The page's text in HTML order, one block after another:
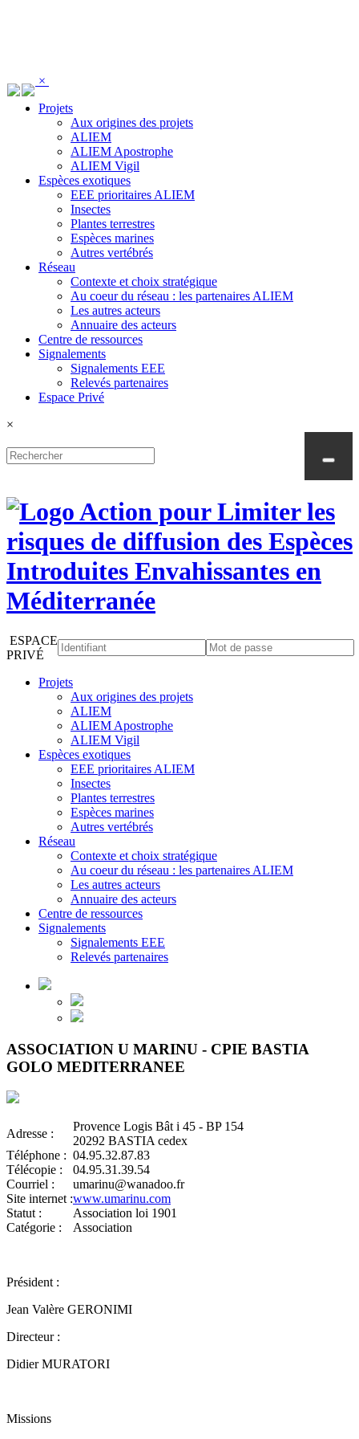
×
Projets
Aux origines des projets
ALIEM
ALIEM Apostrophe
ALIEM Vigil
Espèces exotiques
EEE prioritaires ALIEM
Insectes
Plantes terrestres
Espèces marines
Autres vertébrés
Réseau
Contexte et choix stratégique
Au coeur du réseau : les partenaires ALIEM
Les autres acteurs
Annuaire des acteurs
Centre de ressources
Signalements
Signalements EEE
Relevés partenaires
Espace Privé
×
ESPACE
PRIVÉ
Projets
Aux origines des projets
ALIEM
ALIEM Apostrophe
ALIEM Vigil
Espèces exotiques
EEE prioritaires ALIEM
Insectes
Plantes terrestres
Espèces marines
Autres vertébrés
Réseau
Contexte et choix stratégique
Au coeur du réseau : les partenaires ALIEM
Les autres acteurs
Annuaire des acteurs
Centre de ressources
Signalements
Signalements EEE
Relevés partenaires
ASSOCIATION U MARINU - CPIE BASTIA
GOLO MEDITERRANEE
Adresse :
Provence Logis Bât i 45 - BP 154
20292 BASTIA cedex
Téléphone : 04.95.32.87.83
Télécopie :
04.95.31.39.54
Courriel :
umarinu@wanadoo.fr
Site internet :www.umarinu.com
Statut :
Association loi 1901
Catégorie :
Association
Président :
Jean Valère GERONIMI
Directeur :
Didier MURATORI
Missions